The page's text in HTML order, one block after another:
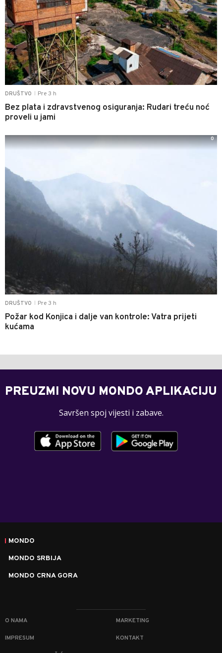
DRUŠTVO Pre 3 h
Bez plata i zdravstvenog osiguranja: Rudari treću noć
proveli u jami
DRUŠTVO Pre 3 h
Požar kod Konjica i dalje van kontrole: Vatra prijeti
kućama
0
PREUZMI NOVU MONDO APLIKACIJU
Savršen spoj vijesti i zabave.
MONDO
MONDO SRBIJA
MONDO CRNA GORA
O NAMA MARKETING
IMPRESUM KONTAKT